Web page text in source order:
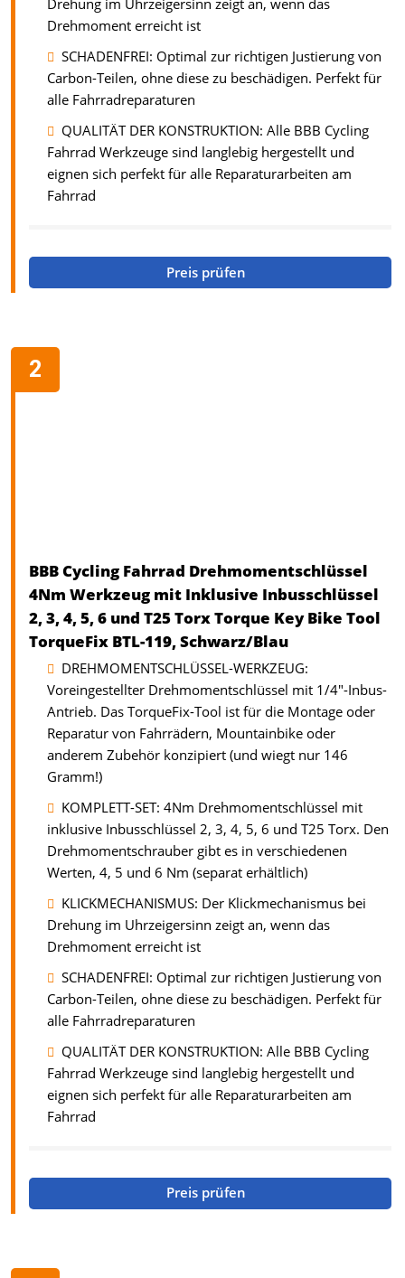
Drehung im Uhrzeigersinn zeigt an, wenn das
Drehmoment erreicht ist
SCHADENFREI: Optimal zur richtigen Justierung von
Carbon-Teilen, ohne diese zu beschädigen. Perfekt für
alle Fahrradreparaturen
QUALITÄT DER KONSTRUKTION: Alle BBB Cycling
Fahrrad Werkzeuge sind langlebig hergestellt und
eignen sich perfekt für alle Reparaturarbeiten am
Fahrrad
Preis prüfen
BBB Cycling Fahrrad Drehmomentschlüssel
4Nm Werkzeug mit Inklusive Inbusschlüssel
2, 3, 4, 5, 6 und T25 Torx Torque Key Bike Tool
TorqueFix BTL-119, Schwarz/Blau
DREHMOMENTSCHLÜSSEL-WERKZEUG:
Voreingestellter Drehmomentschlüssel mit 1/4"-Inbus-
Antrieb. Das TorqueFix-Tool ist für die Montage oder
Reparatur von Fahrrädern, Mountainbike oder
anderem Zubehör konzipiert (und wiegt nur 146
Gramm!)
KOMPLETT-SET: 4Nm Drehmomentschlüssel mit
inklusive Inbusschlüssel 2, 3, 4, 5, 6 und T25 Torx. Den
Drehmomentschrauber gibt es in verschiedenen
Werten, 4, 5 und 6 Nm (separat erhältlich)
KLICKMECHANISMUS: Der Klickmechanismus bei
Drehung im Uhrzeigersinn zeigt an, wenn das
Drehmoment erreicht ist
SCHADENFREI: Optimal zur richtigen Justierung von
Carbon-Teilen, ohne diese zu beschädigen. Perfekt für
alle Fahrradreparaturen
QUALITÄT DER KONSTRUKTION: Alle BBB Cycling
Fahrrad Werkzeuge sind langlebig hergestellt und
eignen sich perfekt für alle Reparaturarbeiten am
Fahrrad
Preis prüfen